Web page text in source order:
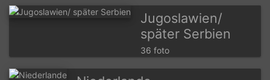
Jugoslawien/
später Serbien
36 foto